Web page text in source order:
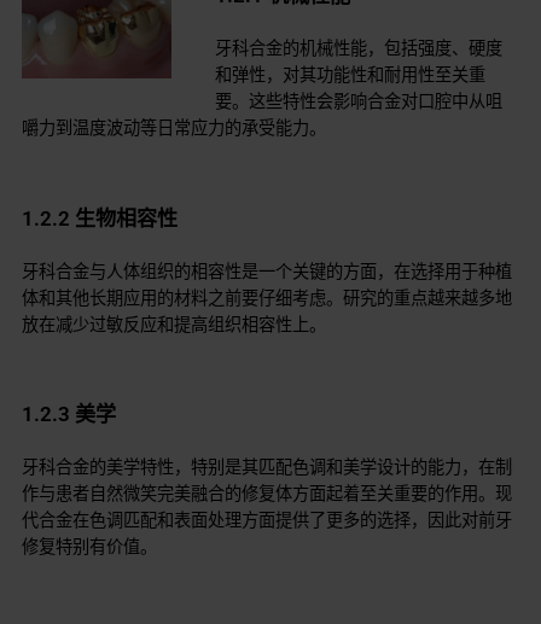
牙科合金的机械性能，包括强度、硬度
和弹性，对其功能性和耐用性至关重
要。这些特性会影响合金对口腔中从咀
嚼力到温度波动等日常应力的承受能力。
1.2.2 生物相容性
牙科合金与人体组织的相容性是一个关键的方面，在选择用于种植
体和其他长期应用的材料之前要仔细考虑。研究的重点越来越多地
放在减少过敏反应和提高组织相容性上。
1.2.3 美学
牙科合金的美学特性，特别是其匹配色调和美学设计的能力，在制
作与患者自然微笑完美融合的修复体方面起着至关重要的作用。现
代合金在色调匹配和表面处理方面提供了更多的选择，因此对前牙
修复特别有价值。